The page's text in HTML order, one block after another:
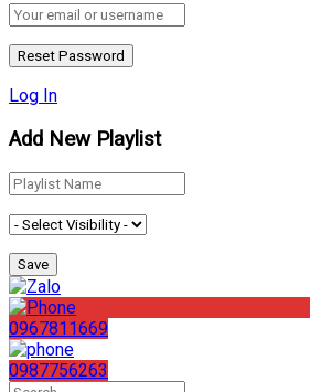
Log In
Add New Playlist
0967811669
0987756263